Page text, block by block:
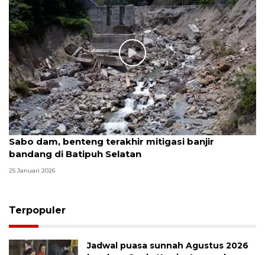
Sabo dam, benteng terakhir mitigasi banjir
bandang di Batipuh Selatan
25 Januari 2026
Terpopuler
Jadwal puasa sunnah Agustus 2026